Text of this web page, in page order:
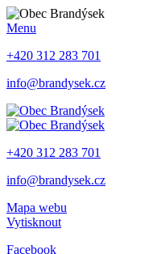
Menu
+420 312 283 701
info@brandysek.cz
+420 312 283 701
info@brandysek.cz
Mapa webu
Vytisknout
Facebook